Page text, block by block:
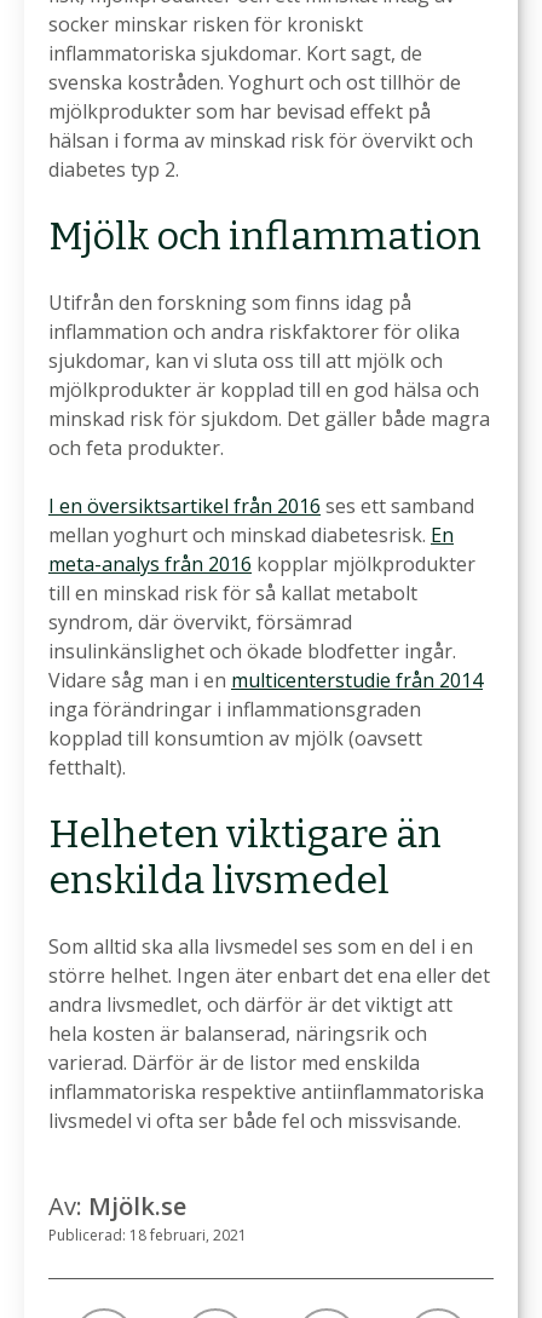
socker minskar risken för kroniskt
inflammatoriska sjukdomar. Kort sagt, de
svenska kostråden. Yoghurt och ost tillhör de
mjölkprodukter som har bevisad effekt på
hälsan i forma av minskad risk för övervikt och
diabetes typ 2.
Mjölk och inflammation
Utifrån den forskning som finns idag på
inflammation och andra riskfaktorer för olika
sjukdomar, kan vi sluta oss till att mjölk och
mjölkprodukter är kopplad till en god hälsa och
minskad risk för sjukdom. Det gäller både magra
och feta produkter.
I en översiktsartikel från 2016 ses ett samband
mellan yoghurt och minskad diabetesrisk. En
meta-analys från 2016 kopplar mjölkprodukter
till en minskad risk för så kallat metabolt
syndrom, där övervikt, försämrad
insulinkänslighet och ökade blodfetter ingår.
Vidare såg man i en multicenterstudie från 2014
inga förändringar i inflammationsgraden
kopplad till konsumtion av mjölk (oavsett
fetthalt).
Helheten viktigare än
enskilda livsmedel
Som alltid ska alla livsmedel ses som en del i en
större helhet. Ingen äter enbart det ena eller det
andra livsmedlet, och därför är det viktigt att
hela kosten är balanserad, näringsrik och
varierad. Därför är de listor med enskilda
inflammatoriska respektive antiinflammatoriska
livsmedel vi ofta ser både fel och missvisande.
Av: Mjölk.se
Publicerad: 18 februari, 2021